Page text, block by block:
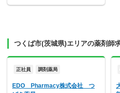
つくば市(茨城県)エリアの薬剤師
正社員 調剤薬局
EDO Pharmacy株式会社 つ